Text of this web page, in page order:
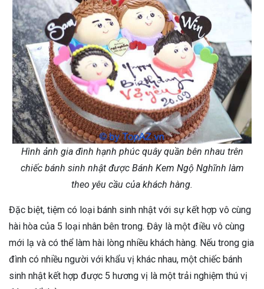
Hình ảnh gia đình hạnh phúc quây quần bên nhau trên
chiếc bánh sinh nhật được Bánh Kem Ngộ Nghĩnh làm
theo yêu cầu của khách hàng.
Đặc biệt, tiệm có loại bánh sinh nhật với sự kết hợp vô cùng
hài hòa của 5 loại nhân bên trong. Đây là một điều vô cùng
mới lạ và có thể làm hài lòng nhiều khách hàng. Nếu trong gia
đình có nhiều người với khẩu vị khác nhau, một chiếc bánh
sinh nhật kết hợp được 5 hương vị là một trải nghiệm thú vị